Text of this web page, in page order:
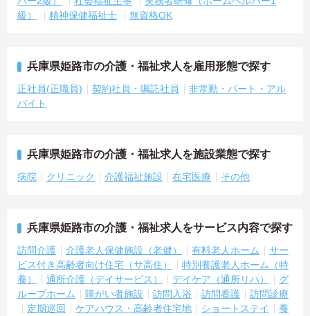
級）
精神保健福祉士 無資格OK
兵庫県姫路市の介護・福祉求人を雇用形態で探す
正社員(正職員) 契約社員・嘱託社員
非常勤・パート・アル
バイト
兵庫県姫路市の介護・福祉求人を施設業態で探す
病院 クリニック 介護福祉施設 在宅医療 その他
兵庫県姫路市の介護・福祉求人をサービス内容で探す
訪問介護 介護老人保健施設（老健） 有料老人ホーム
サー
ビス付き高齢者向け住宅（サ高住）
特別養護老人ホーム（特
養）
通所介護（デイサービス） デイケア（通所リハ）
グ
ループホーム
障がい者施設 訪問入浴 訪問看護
訪問診療
定期巡回
ケアハウス・高齢者住宅地 ショートステイ
養